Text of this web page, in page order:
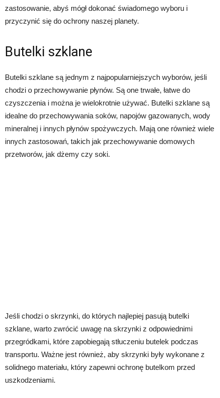
zastosowanie, abyś mógł dokonać świadomego wyboru i
przyczynić się do ochrony naszej planety.
Butelki szklane
Butelki szklane są jednym z najpopularniejszych wyborów, jeśli
chodzi o przechowywanie płynów. Są one trwałe, łatwe do
czyszczenia i można je wielokrotnie używać. Butelki szklane są
idealne do przechowywania soków, napojów gazowanych, wody
mineralnej i innych płynów spożywczych. Mają one również wiele
innych zastosowań, takich jak przechowywanie domowych
przetworów, jak dżemy czy soki.
Jeśli chodzi o skrzynki, do których najlepiej pasują butelki
szklane, warto zwrócić uwagę na skrzynki z odpowiednimi
przegródkami, które zapobiegają stłuczeniu butelek podczas
transportu. Ważne jest również, aby skrzynki były wykonane z
solidnego materiału, który zapewni ochronę butelkom przed
uszkodzeniami.